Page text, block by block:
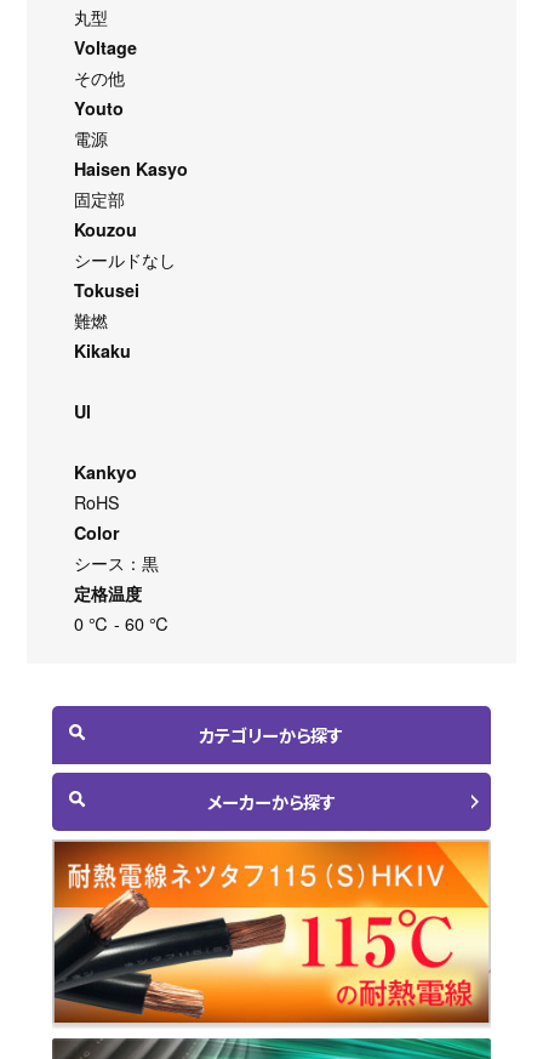
丸型
Voltage
その他
Youto
電源
Haisen Kasyo
固定部
Kouzou
シールドなし
Tokusei
難燃
Kikaku
Ul
Kankyo
RoHS
Color
シース：黒
定格温度
0 ℃ - 60 ℃
カテゴリーから探す
メーカーから探す